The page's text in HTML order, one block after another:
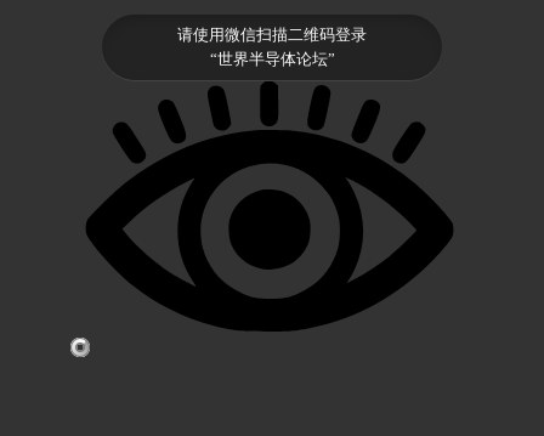
请使用微信扫描二维码登录
“世界半导体论坛”